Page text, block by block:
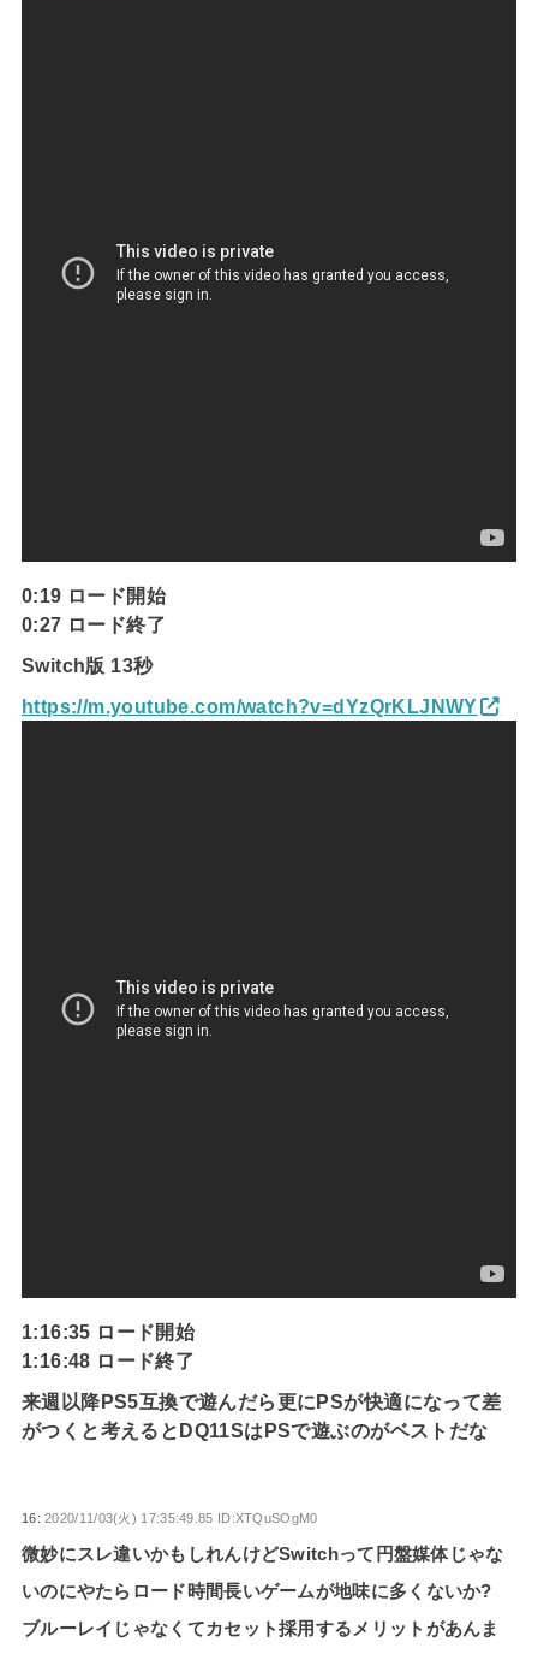
0:19 ロード開始
0:27 ロード終了
Switch版 13秒
https://m.youtube.com/watch?v=dYzQrKLJNWY
1:16:35 ロード開始
1:16:48 ロード終了
来週以降PS5互換で遊んだら更にPSが快適になって差
がつくと考えるとDQ11SはPSで遊ぶのがベストだな
16:2020/11/03(火) 17:35:49.85 ID:XTQuSOgM0
微妙にスレ違いかもしれんけどSwitchって円盤媒体じゃな
いのにやたらロード時間長いゲームが地味に多くないか?
ブルーレイじゃなくてカセット採用するメリットがあんま